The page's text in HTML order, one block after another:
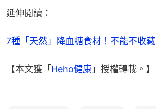
延伸閱讀：
7種「天然」降血糖食材！不能不收藏
【本文獲「 Heho健康 」授權轉載。】